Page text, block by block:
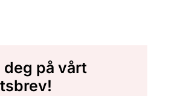
deg på vårt